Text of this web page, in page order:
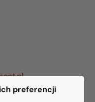
preferencji